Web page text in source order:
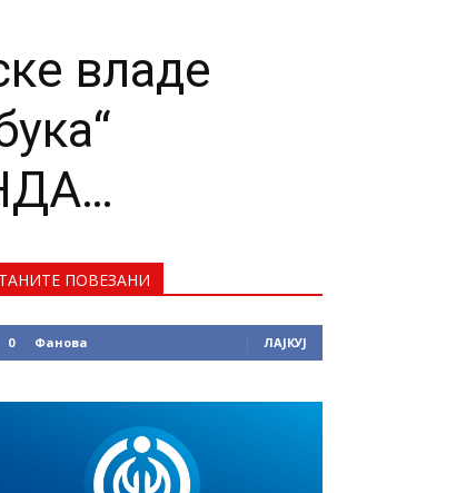
владе
ПОВЕЗАНИ
0 Фанова ЛАЈКУЈ